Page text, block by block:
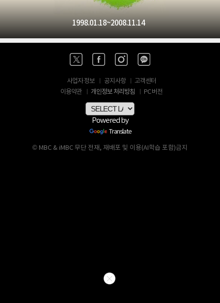
1998.01.18~2008.11.14
사업자 정보 공지사항
고객센터
이용약관
개인정보 처리방침 PC 버전
Powered by
Translate
© MBC & iMBC 무단 전재, 재배포 및 이용(AI학습 포함)금지